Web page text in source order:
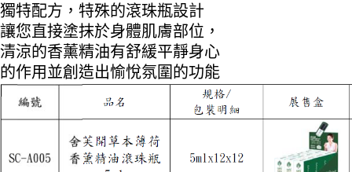
獨特配方，特殊的滾珠瓶設計
讓您直接塗抹於身體肌膚部位，
清涼的香薰精油有舒緩平靜身心
的作用並創造出愉悅氛圍的功能